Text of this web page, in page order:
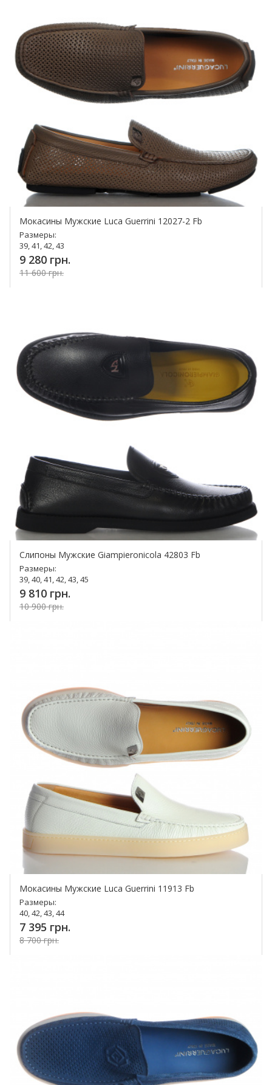
Мокасины Мужские Luca Guerrini 12027-2 Fb
Размеры:
39, 41, 42, 43
9 280 грн.
11 600 грн.
Слипоны Мужские Giampieronicola 42803 Fb
Размеры:
39, 40, 41, 42, 43, 45
9 810 грн.
10 900 грн.
Мокасины Мужские Luca Guerrini 11913 Fb
Размеры:
40, 42, 43, 44
7 395 грн.
8 700 грн.